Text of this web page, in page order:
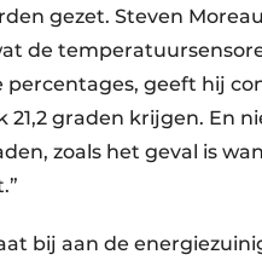
gezet. Steven
de
geeft hij
21,2 graden krijgen. En
zoals het geval is
bij aan de